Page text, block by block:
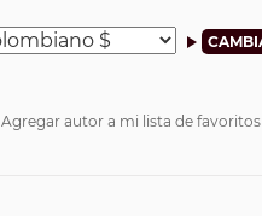
Agregar autor a mi lista de favoritos